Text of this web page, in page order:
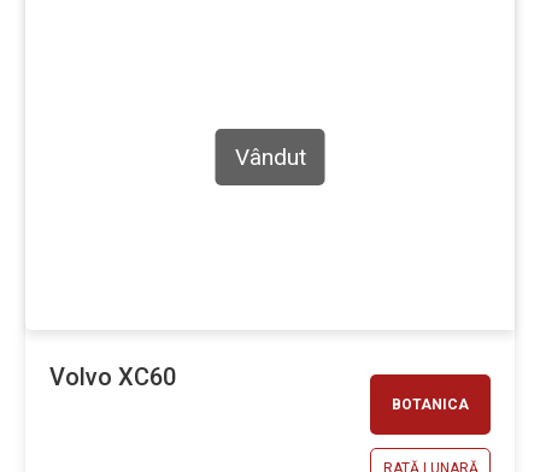
BOTANICA
RATĂ LUNARĂ
Vândut
Volvo XC60